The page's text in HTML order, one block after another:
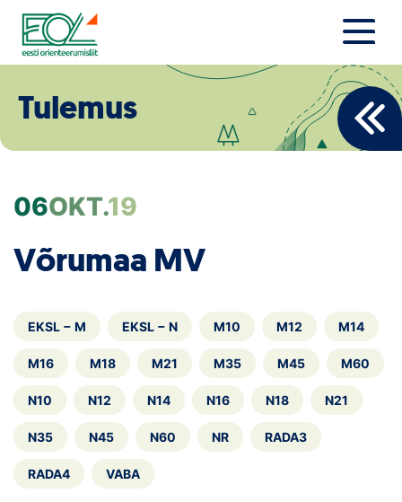
Liigu
sisu
juurde
Estonian Orienteering Federation
Eesti Orienteerumine 100!
Toetamine
Telli litsents!
Noored
Loha
Kontakt
EOL
Tulemus
06OKT.19
Võrumaa MV
EKSL − M EKSL − N M10 M12 M14
M16 M18 M21 M35 M45 M60
N10 N12 N14 N16 N18 N21
N35 N45 N60 NR RADA3
RADA4 VABA